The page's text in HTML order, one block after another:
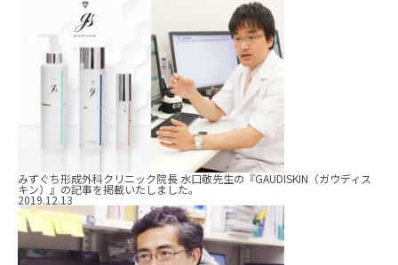
みずぐち形成外科クリニック院長 水口敬先生の『GAUDISKIN（ガウディス
キン）』の記事を掲載いたしました。
2019.12.13